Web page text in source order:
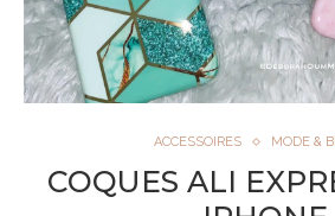
ACCESSOIRES MODE &
COQUES ALI